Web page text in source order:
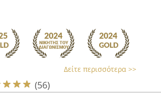
Δείτε περισσότερα >>
(56)